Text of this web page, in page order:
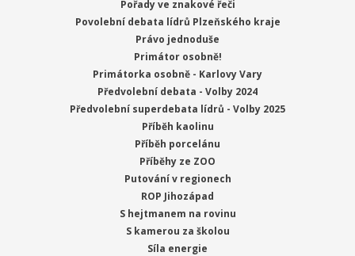
Pořady ve znakové řeči
Povolební debata lídrů Plzeňského kraje
Právo jednoduše
Primátor osobně!
Primátorka osobně - Karlovy Vary
Předvolební debata - Volby 2024
Předvolební superdebata lídrů - Volby 2025
Příběh kaolinu
Příběh porcelánu
Příběhy ze ZOO
Putování v regionech
ROP Jihozápad
S hejtmanem na rovinu
S kamerou za školou
Síla energie